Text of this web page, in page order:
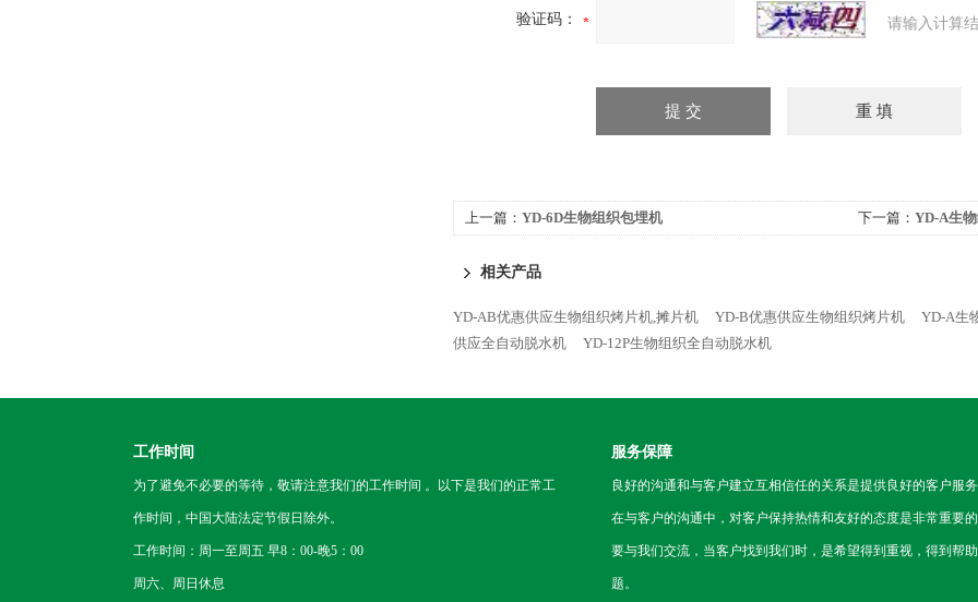
验证码： 请输入计算
上一篇： YD-6D生物组织包埋机 下一篇： YD-A生
相关产品
YD-AB优惠供应生物组织烤片机,摊片机 YD-B优惠供应生物组织烤片机
YD-A生
供应全自动脱水机
YD-12P生物组织全自动脱水机
工作时间
为了避免不必要的等待，敬请注意我们的工作时间 。以下是我们的正常工
作时间，中国大陆法定节假日除外。
工作时间：周一至周五 早8：00-晚5：00
周六、周日休息
服务保障
良好的沟通和与客户建立互相信任的关系是提供良好的客户服
在与客户的沟通中，对客户保持热情和友好的态度是非常重要
要与我们交流，当客户找到我们时，是希望得到重视，得到帮
题。